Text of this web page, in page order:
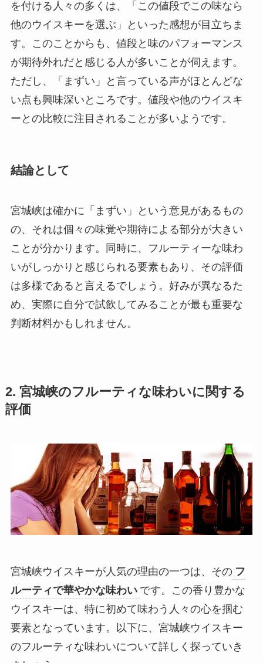
を付ける人々の多くは、「この値段でこの味なら
他のウイスキーを選ぶ」といった感想が目立ちま
す。このことからも、値段と味のパフォーマンス
が期待外れだと感じる人が多いことが伺えます。
ただし、「まずい」と言っている声がほとんどな
い点も興味深いところです。値段や他のウイスキ
ーとの比較に注目されることが多いようです。
結論として
宮城峡は確かに「まずい」という意見があるもの
の、それは個々の味覚や期待による部分が大きい
ことが分かります。同時に、フルーティーな味わ
いがしっかりと感じられる要素もあり、その評価
は多様であると言えるでしょう。好みが異なるた
め、実際に自分で試飲してみることが最も重要な
判断材料かもしれません。
2. 宮城峡のフルーティな味わいに関する
評価
宮城峡ウイスキーが人気の理由の一つは、その フ
ルーティで華やかな味わい です。この香り豊かな
ウイスキーは、特に初めて味わう人々の心を掴む
要素となっています。以下に、宮城峡ウイスキー
のフルーティな味わいについて詳しく探っていき